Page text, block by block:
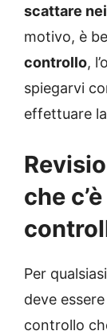
scattare
motivo, è
controllo,
spiegarvi
effettuare
che
Per
deve
controllo